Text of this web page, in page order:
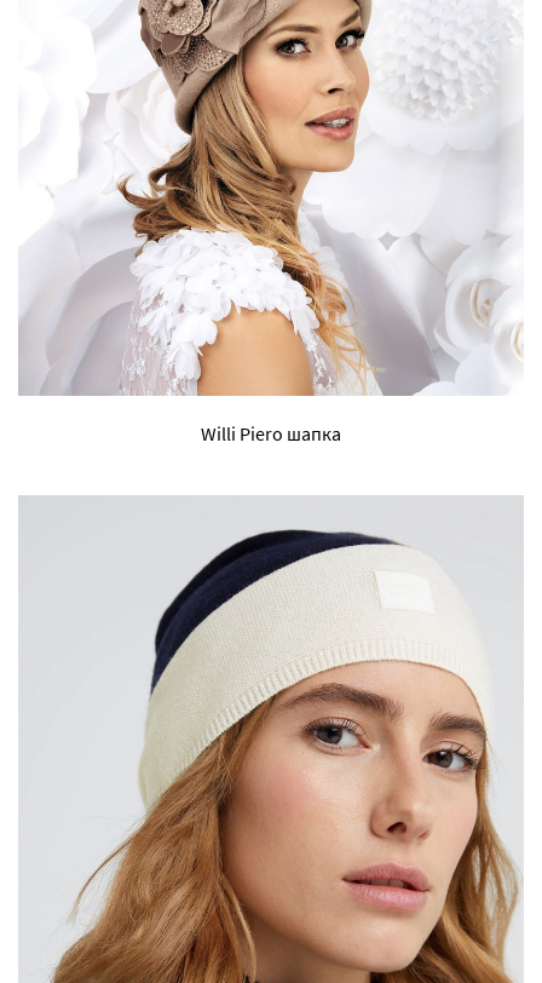
Willi Piero шапка